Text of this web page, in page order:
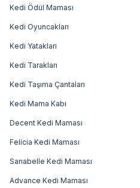
Kedi Ödül Maması
Kedi Oyuncakları
Kedi Yatakları
Kedi Tarakları
Kedi Taşıma Çantaları
Kedi Mama Kabı
Decent Kedi Maması
Felicia Kedi Maması
Sanabelle Kedi Maması
Advance Kedi Maması